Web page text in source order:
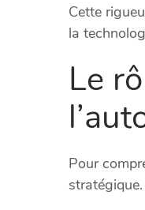
Cette
la
Le
Pour